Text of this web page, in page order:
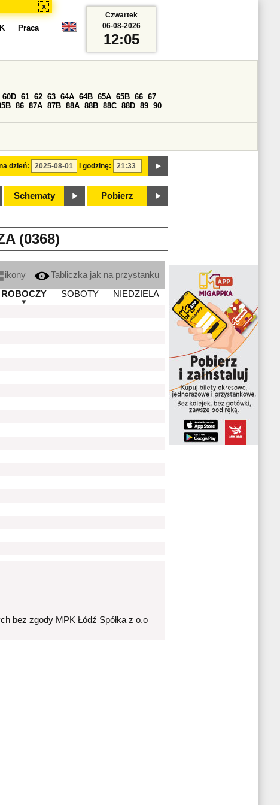
x
Praca
dzień: i godzinę:
60D 61 62 63 64A 64B 65A 65B 66 67
86 87A 87B 88A 88B 88C 88D 89 90
Schematy Pobierz
Czwartek
06-08-2026
12:05
(0368)
ikony
Tabliczka jak na przystanku
ROBOCZY
SOBOTY
NIEDZIELA
bez zgody MPK Łódź Spółka z o.o